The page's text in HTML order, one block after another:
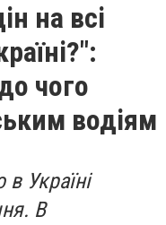
на всі
чого
водіям
в Україні
В